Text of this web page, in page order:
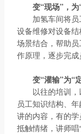
变“现场”，为
加氢车间将
设备维修对设备
场景结合，帮助
作原理，逐步完成
变“灌输”为“
以往的培训
员工知识结构、
讲的内容，有的
抵触情绪，讲师唱